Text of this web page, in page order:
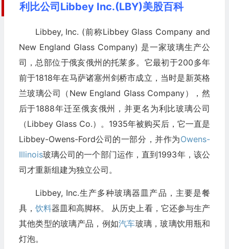
利比公司Libbey Inc.(LBY)美股百科
Libbey, Inc. (前称Libbey Glass Company and
New England Glass Company) 是一家玻璃生产公
司，总部位于俄亥俄州的托莱多。它最初于200多年
前于1818年在马萨诸塞州剑桥市成立，当时是新英格
兰玻璃公司（New England Glass Company），然
后于1888年迁至俄亥俄州，并更名为利比玻璃公司
（Libbey Glass Co.）。1935年被购买后，它一直是
Libbey-Owens-Ford公司的一部分，并作为Owens-
Illinois玻璃公司的一个部门运作，直到1993年，该公
司才重新组建为独立公司。
Libbey, Inc.生产多种玻璃器皿产品，主要是餐
具， 饮料器皿和高脚杯。 从历史上看，它还参与生产
其他类型的玻璃产品，例如汽车玻璃，玻璃饮用瓶和
灯泡。